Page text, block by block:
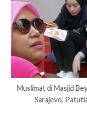
Muslimat di Masjid
Sarajevo.